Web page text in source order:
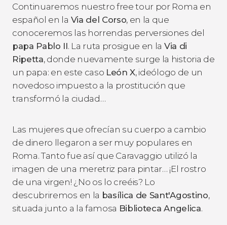
Continuaremos nuestro free tour por Roma en
español en la Via del Corso, en la que
conoceremos las horrendas perversiones del
papa Pablo II. La ruta prosigue en la Via di
Ripetta, donde nuevamente surge la historia de
un papa: en este caso León X, ideólogo de un
novedoso impuesto a la prostitución que
transformó la ciudad…
Las mujeres que ofrecían su cuerpo a cambio
de dinero llegaron a ser muy populares en
Roma. Tanto fue así que Caravaggio utilizó la
imagen de una meretriz para pintar… ¡El rostro
de una virgen! ¿No os lo creéis? Lo
descubriremos en la basílica de Sant'Agostino,
situada junto a la famosa Biblioteca Angelica.